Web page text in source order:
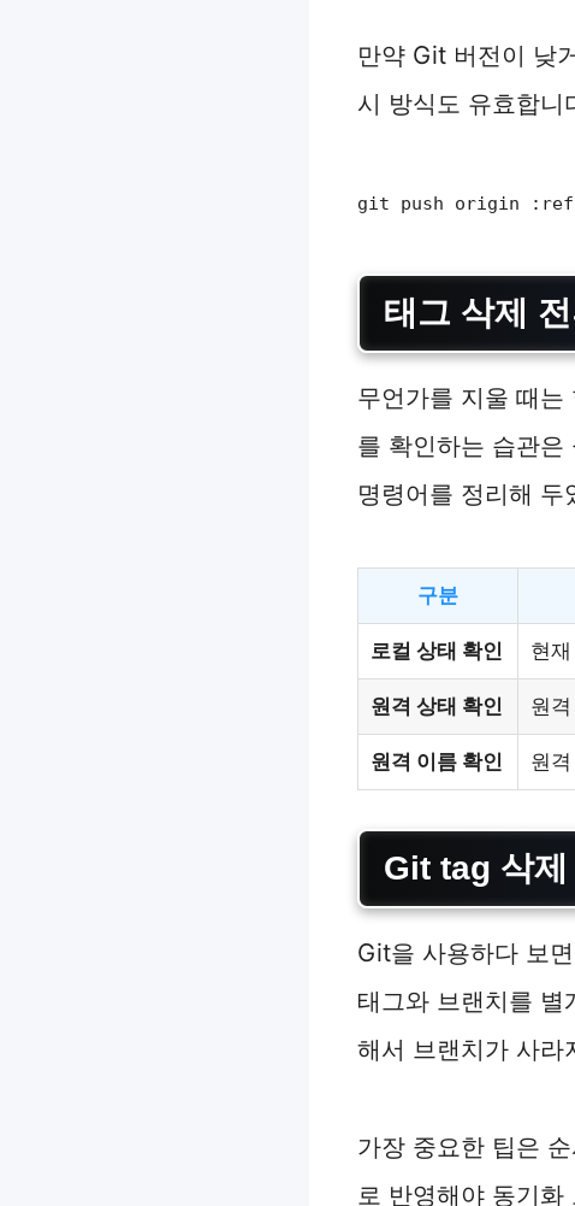
만약 Git 버전이 낮
시 방식도 유효합니
git push origin
태그 삭제
무언가를 지울 때는
를 확인하는 습관은
명령어를 정리해 두
구분
로컬 상태 확인 현
원격 상태 확인 원
원격 이름 확인 원
Git tag 삭제
Git을 사용하다 보
태그와 브랜치를 별
해서 브랜치가 사라
가장 중요한 팁은
로 반영해야 동기